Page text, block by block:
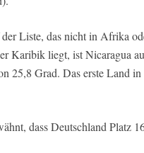
Liste, das nicht in Afrika
Karibik liegt, ist Nicaragua
25,8 Grad. Das erste Land
dass Deutschland Platz